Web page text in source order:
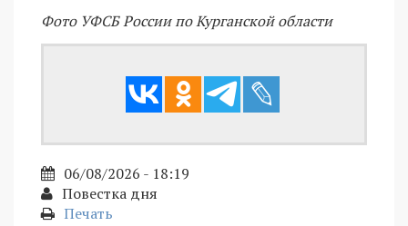
Фото УФСБ России по Курганской области
06/08/2026 - 18:19
Повестка дня
Печать